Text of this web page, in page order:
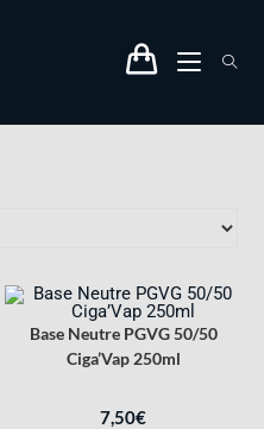
Base Neutre PGVG 50/50
Ciga’Vap 250ml
7,50€